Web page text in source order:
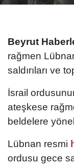
Beyrut
rağmen
saldırıları ve
İsrail
ateşkese
beldelere
Lübnan resmi
ordusu gece